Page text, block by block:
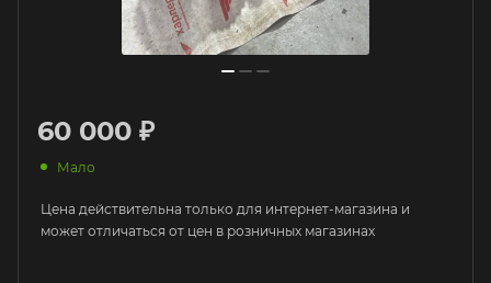
60 000 ₽
Мало
Цена действительна только для интернет-магазина и
может отличаться от цен в розничных магазинах